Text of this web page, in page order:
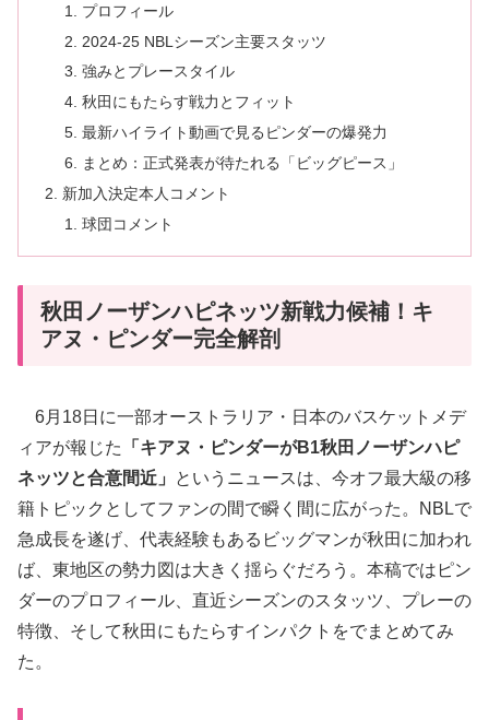
プロフィール
2024-25 NBLシーズン主要スタッツ
強みとプレースタイル
秋田にもたらす戦力とフィット
最新ハイライト動画で見るピンダーの爆発力
まとめ：正式発表が待たれる「ビッグピース」
新加入決定本人コメント
球団コメント
秋田ノーザンハピネッツ新戦力候補！キ
アヌ・ピンダー完全解剖
6月18日に一部オーストラリア・日本のバスケットメデ
ィアが報じた
「キアヌ・ピンダーがB1秋田ノーザンハピ
ネッツと合意間近」
というニュースは、今オフ最大級の移
籍トピックとしてファンの間で瞬く間に広がった。NBLで
急成長を遂げ、代表経験もあるビッグマンが秋田に加われ
ば、東地区の勢力図は大きく揺らぐだろう。本稿ではピン
ダーのプロフィール、直近シーズンのスタッツ、プレーの
特徴、そして秋田にもたらすインパクトをでまとめてみ
た。